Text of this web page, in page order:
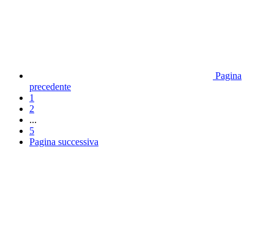
Pagina
precedente
1
2
...
5
Pagina successiva